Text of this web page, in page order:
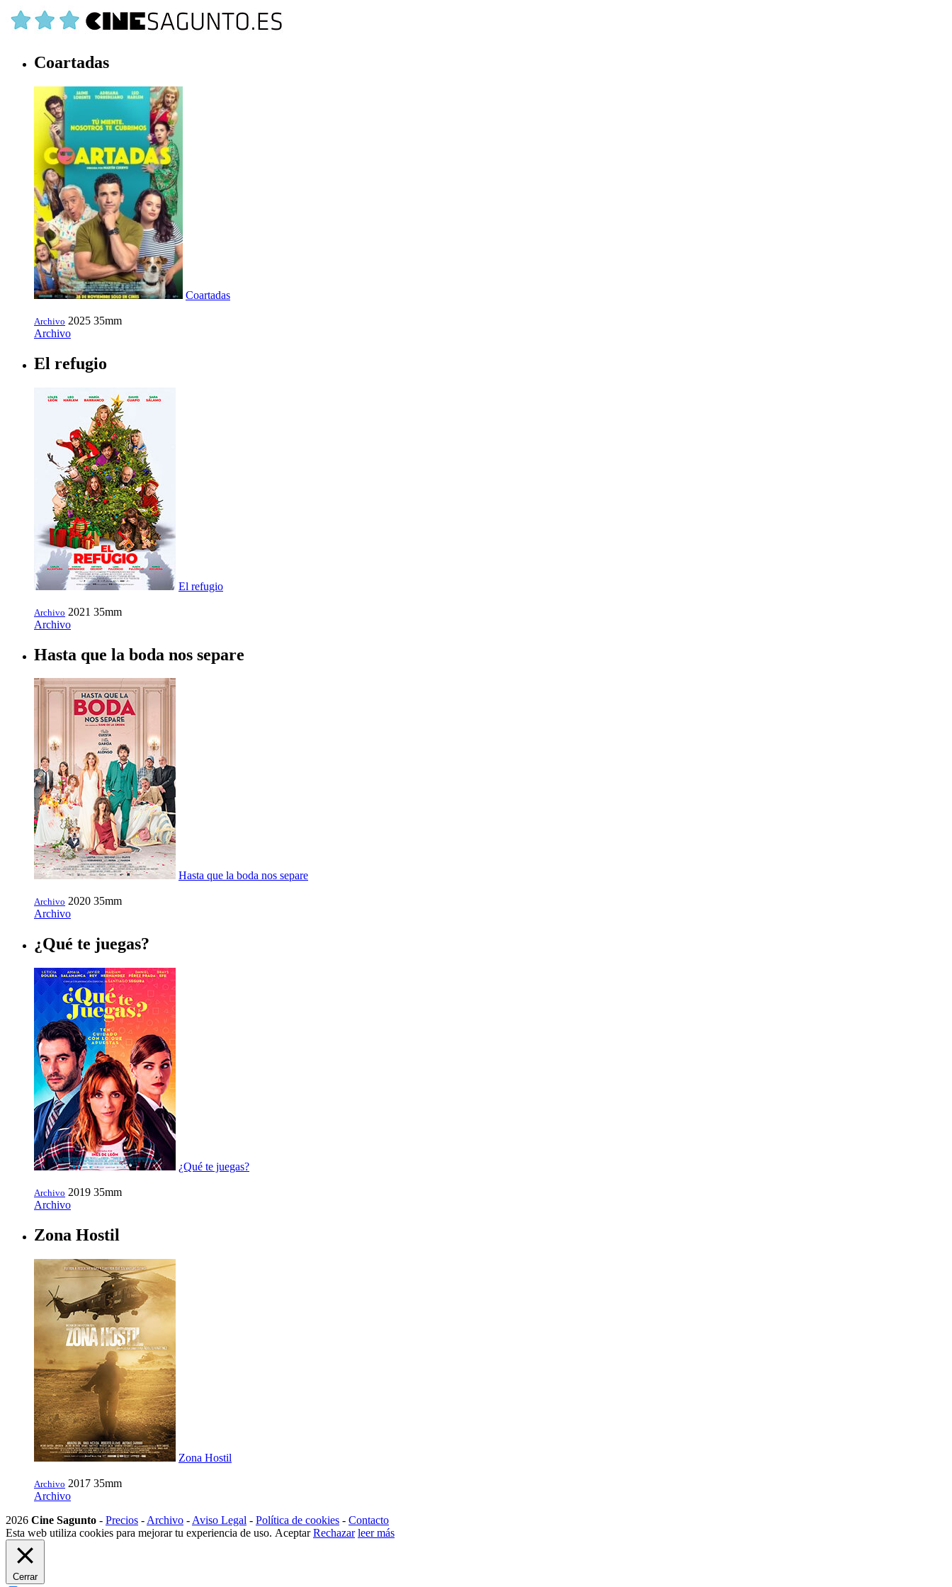
Coartadas
Coartadas
Archivo 2025 35mm
Archivo
El refugio
El refugio
Archivo 2021 35mm
Archivo
Hasta que la boda nos separe
Hasta que la boda nos separe
Archivo 2020 35mm
Archivo
¿Qué te juegas?
¿Qué te juegas?
Archivo 2019 35mm
Archivo
Zona Hostil
Zona Hostil
Archivo 2017 35mm
Archivo
2026 Cine Sagunto - Precios - Archivo - Aviso Legal - Política de cookies - Contacto
Esta web utiliza cookies para mejorar tu experiencia de uso. Aceptar Rechazar leer más
Cerrar